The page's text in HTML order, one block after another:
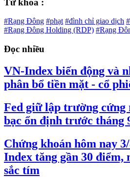
#Rạng Đông #phạt #đình chỉ giao dịch
#Rạng Đông Holding (RDP) #Rạng
Đọc nhiều
VN-Index biến động và
phân bổ tiền mặt - cổ
Fed giữ lập trường cứng
bạc ổn định trước tháng
Chứng khoán hôm nay
Index tăng gần 30 điểm,
sắc tím